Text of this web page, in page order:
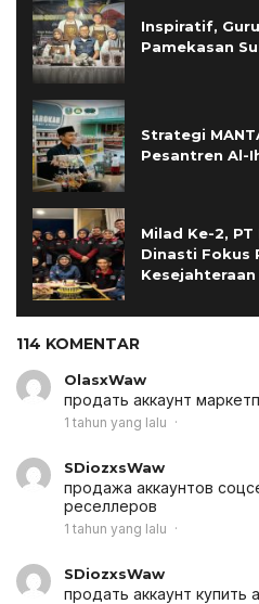
Inspiratif,
Pamekasan
Strategi
Pesantren Al-
Milad Ke-2,
Dinasti Fokus
Kesejahteraan
114 KOMENTAR
OlasxWaw
продать аккаунт
1 tahun yang lalu
SDiozxsWaw
продажа аккаунтов
реселлеров
1 tahun yang lalu
SDiozxsWaw
продать аккаунт купить